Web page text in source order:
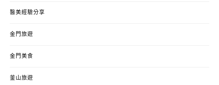
醫美經驗分享
金門旅遊
金門美食
釜山旅遊